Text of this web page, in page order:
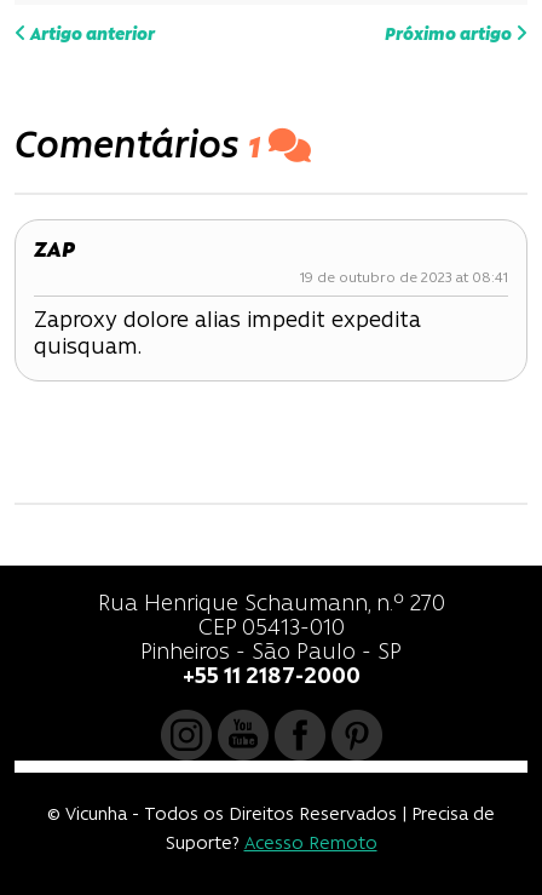
N
v
e
g
a
ç
ã
P
Artigo anterior Próximo artigo
Comentários 1
ZAP
19 de outubro de 2023 at 08:41
Zaproxy dolore alias impedit expedita
quisquam.
Rua Henrique Schaumann, n.º 270
CEP 05413-010
Pinheiros - São Paulo - SP
+55 11 2187-2000
© Vicunha - Todos os Direitos Reservados | Precisa de
Suporte? Acesso Remoto